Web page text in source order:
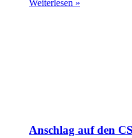
Weiterlesen »
Anschlag auf den